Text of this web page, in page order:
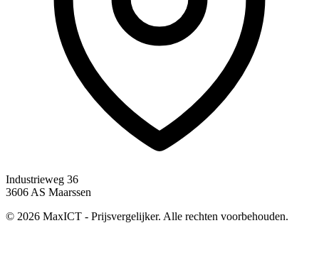
Industrieweg 36
3606 AS Maarssen
© 2026 MaxICT - Prijsvergelijker. Alle rechten voorbehouden.